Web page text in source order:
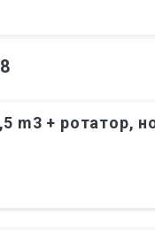
m3 + ротатор,